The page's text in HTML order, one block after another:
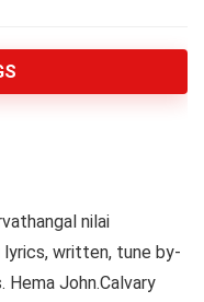
nilai
lyrics, written, tune by-
Hema John.Calvary